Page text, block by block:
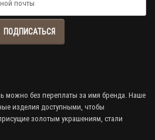
ПОДПИСАТЬСЯ
можно без переплаты за имя бренда. Наше
изделия доступными, чтобы
золотым украшениям, стали